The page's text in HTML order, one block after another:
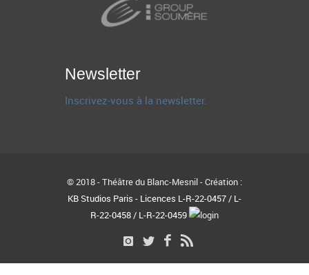
Newsletter
Inscrivez-vous à la newsletter.
© 2018 - Théâtre du Blanc-Mesnil - Création :
KB Studios Paris - Licences L-R-22-0457 / L-
R-22-0458 / L-R-22-0459